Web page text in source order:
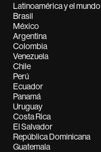
Latinoamérica y el mundo
Brasil
México
Argentina
Colombia
Venezuela
Chile
Perú
Ecuador
Panamá
Uruguay
Costa Rica
El Salvador
República Dominicana
Guatemala